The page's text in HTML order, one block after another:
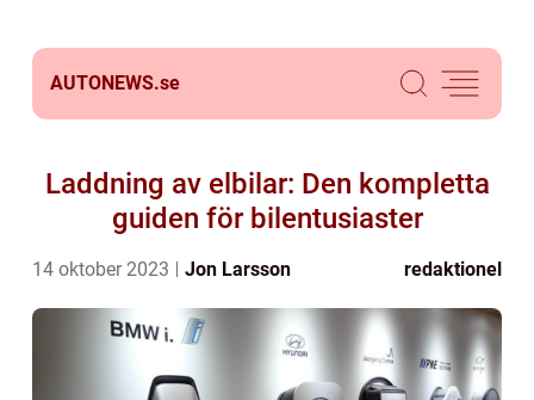
AUTONEWS.se
Laddning av elbilar: Den kompletta
guiden för bilentusiaster
14 oktober 2023 Jon Larsson redaktionel